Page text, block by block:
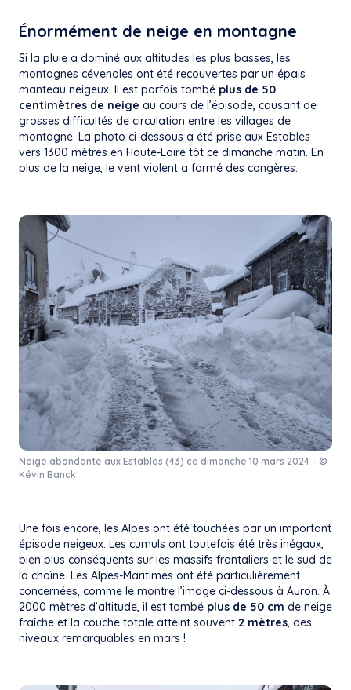
Énormément de neige en montagne
Si la pluie a dominé aux altitudes les plus basses, les
montagnes cévenoles ont été recouvertes par un épais
manteau neigeux. Il est parfois tombé plus de 50
centimètres de neige au cours de l’épisode, causant de
grosses difficultés de circulation entre les villages de
montagne. La photo ci-dessous a été prise aux Estables
vers 1300 mètres en Haute-Loire tôt ce dimanche matin. En
plus de la neige, le vent violent a formé des congères.
Neige abondante aux Estables (43) ce dimanche 10 mars 2024 – ©
Kévin Banck
Une fois encore, les Alpes ont été touchées par un important
épisode neigeux. Les cumuls ont toutefois été très inégaux,
bien plus conséquents sur les massifs frontaliers et le sud de
la chaîne. Les Alpes-Maritimes ont été particulièrement
concernées, comme le montre l’image ci-dessous à Auron. À
2000 mètres d’altitude, il est tombé plus de 50 cm de neige
fraîche et la couche totale atteint souvent 2 mètres, des
niveaux remarquables en mars !